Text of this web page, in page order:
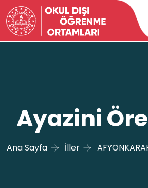
Ayazini
Ana Sayfa İller